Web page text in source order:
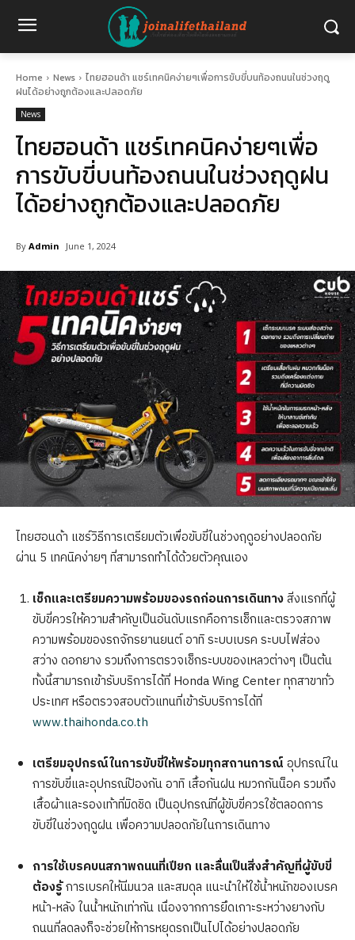
Home News
ไทยฮอนด้า แชร์เทคนิคง่ายๆเพื่อการขับขี่บนท้องถนนในช่วงฤดู
ฝนได้อย่างถูกต้องและปลอดภัย
News
ไทยฮอนด้า แชร์เทคนิคง่ายๆเพื่อ
การขับขี่บนท้องถนนในช่วงฤดูฝน
ได้อย่างถูกต้องและปลอดภัย
By Admin June 1, 2024
ไทยฮอนด้า แชร์วิธีการเตรียมตัวเพื่อขับขี่ในช่วงฤดูอย่างปลอดภัย
ผ่าน 5 เทคนิคง่ายๆ ที่สามารถทำได้ด้วยตัวคุณเอง
เช็กและเตรียมความพร้อมของรถก่อนการเดินทางสิ่งแรกที่ผู้
ขับขี่ควรให้ความสำคัญเป็นอันดับแรกคือการเช็กและตรวจสภาพ
ความพร้อมของรถจักรยานยนต์ อาทิ ระบบเบรค ระบบไฟส่อง
สว่าง ดอกยาง รวมถึงการตรวจเช็กระบบของเหลวต่างๆ เป็นต้น
ทั้งนี้สามารถเข้ารับบริการได้ที่ Honda Wing Center ทุกสาขาทั่ว
ประเทศ หรือตรวจสอบตัวแทนที่เข้ารับบริการได้ที่
www.thaihonda.co.th
เตรียมอุปกรณ์ในการขับขี่ให้พร้อมทุกสถานการณ์ อุปกรณ์ใน
การขับขี่และอุปกรณ์ป้องกัน อาทิ เสื้อกันฝน หมวกกันน็อค รวมถึง
เสื้อผ้าและรองเท้าที่มิดชิด เป็นอุปกรณ์ที่ผู้ขับขี่ควรใช้ตลอดการ
ขับขี่ในช่วงฤดูฝน เพื่อความปลอดภัยในการเดินทาง
การใช้เบรคบนสภาพถนนที่เปียก และลื่นเป็นสิ่งสำคัญที่ผู้ขับขี่
ต้องรู้การเบรคให้นิ่มนวล และสมดุล แนะนำให้ใช้น้ำหนักของเบรค
หน้า-หลัง ในน้ำหนักเท่ากัน เนื่องจากการยึดเกาะระหว่างยางกับ
ถนนที่ลดลงก็จะช่วยให้การหยุดรถเป็นไปได้อย่างปลอดภัย